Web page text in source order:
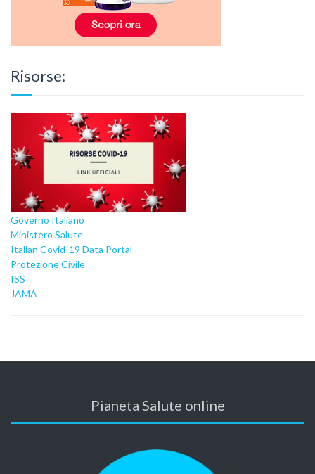
Risorse:
Governo Italiano
Ministero Salute
Italian Covid-19 Data Portal
Protezione Civile
ISS
JAMA
Pianeta Salute online